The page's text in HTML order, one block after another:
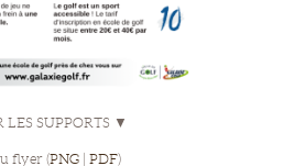
LES SUPPORTS ▼
flyer (PNG PDF)